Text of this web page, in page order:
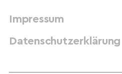
Impressum
Datenschutzerklärung